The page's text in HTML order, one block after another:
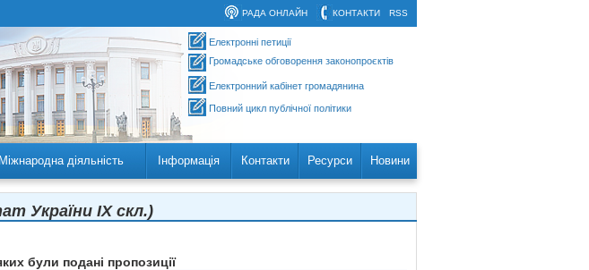
RSS
КОНТАКТИ
РАДА ОНЛАЙН
Електронні петиції
Громадське обговорення законопроєктів
Електронний кабінет громадянина
Повний цикл публічної політики
Міжнародна діяльність Інформація Контакти Ресурси Новини
України IX скл.)
були подані пропозиції